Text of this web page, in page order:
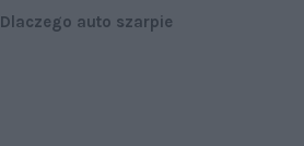
Dlaczego auto szarpie